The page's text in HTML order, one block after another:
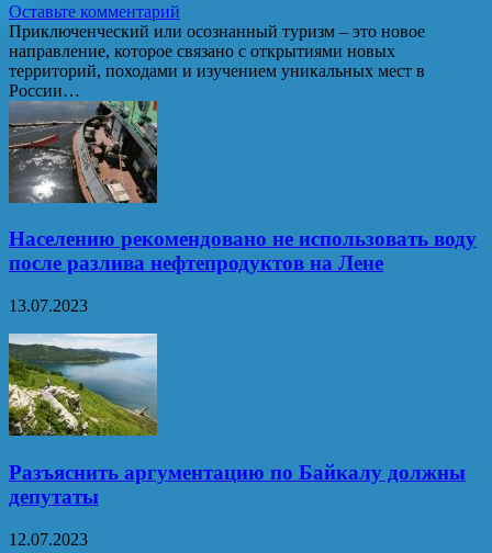
Оставьте комментарий
Приключенческий или осознанный туризм – это новое
направление, которое связано с открытиями новых
территорий, походами и изучением уникальных мест в
России…
Населению рекомендовано не использовать воду
после разлива нефтепродуктов на Лене
13.07.2023
Разъяснить аргументацию по Байкалу должны
депутаты
12.07.2023